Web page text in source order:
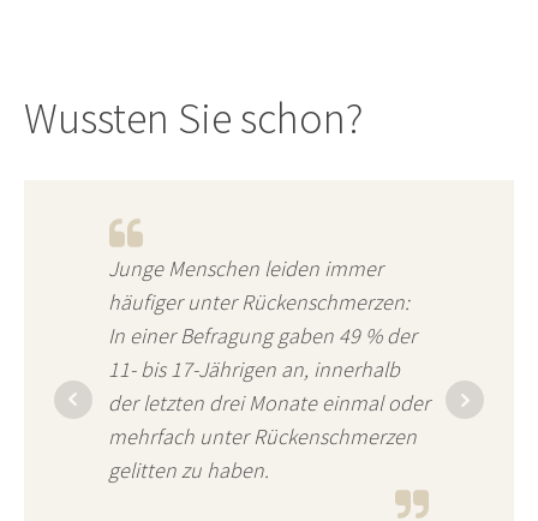
Wussten Sie schon?
Junge Menschen leiden immer
häufiger unter Rückenschmerzen:
In einer Befragung gaben 49 % der
11- bis 17-Jährigen an, innerhalb
der letzten drei Monate einmal oder
mehrfach unter Rückenschmerzen
gelitten zu haben.